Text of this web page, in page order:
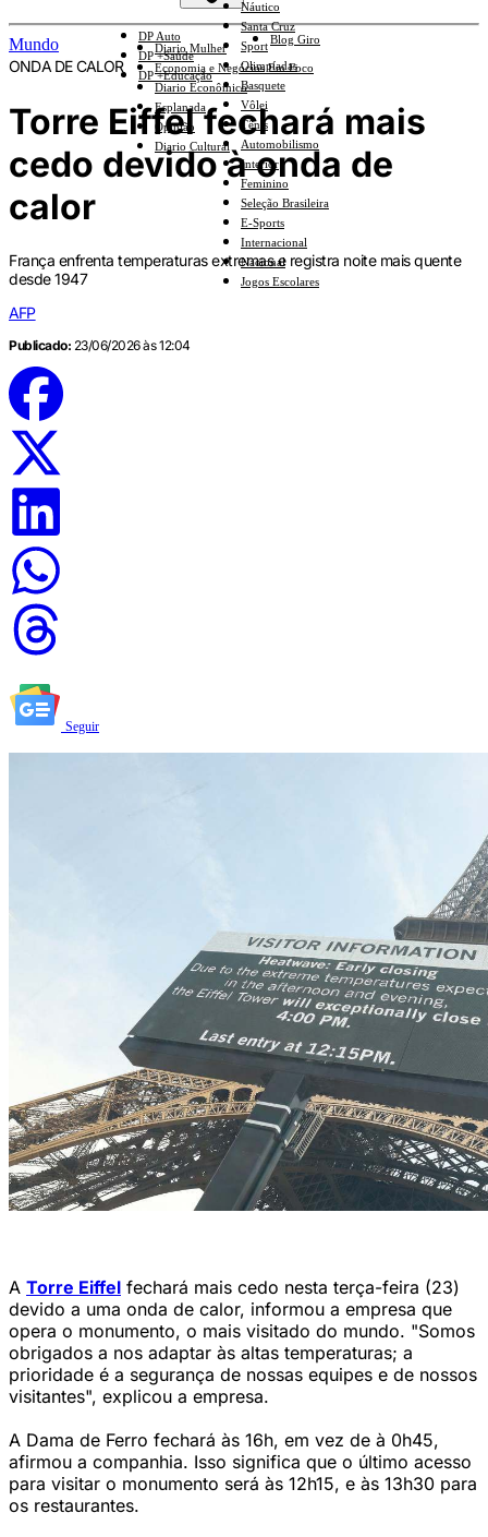
Náutico
Santa Cruz
Sport
Olimpíadas
Basquete
Vôlei
Tênis
Automobilismo
Interior
Feminino
Seleção Brasileira
E-Sports
Internacional
Nacional
Jogos Escolares
DP Auto
DP +Saúde
DP +Educação
Diario Mulher
Economia e Negócios Em Foco
Diario Econômico
Esplanada
Opinião
Diario Cultural
Blog Giro
Mundo
ONDA DE CALOR
Torre Eiffel fechará mais
cedo devido à onda de
calor
França enfrenta temperaturas extremas e registra noite mais quente
desde 1947
AFP
Publicado: 23/06/2026 às 12:04
Seguir
A Torre Eiffel fechará mais cedo nesta terça-feira (23)
devido a uma onda de calor, informou a empresa que
opera o monumento, o mais visitado do mundo. "Somos
obrigados a nos adaptar às altas temperaturas; a
prioridade é a segurança de nossas equipes e de nossos
visitantes", explicou a empresa.
A Dama de Ferro fechará às 16h, em vez de à 0h45,
afirmou a companhia. Isso significa que o último acesso
para visitar o monumento será às 12h15, e às 13h30 para
os restaurantes.